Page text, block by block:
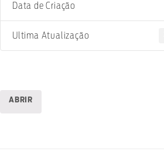
Data de Criação
Ultima Atualização
ABRIR